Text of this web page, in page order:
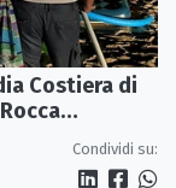
Costiera di
Condividi su: